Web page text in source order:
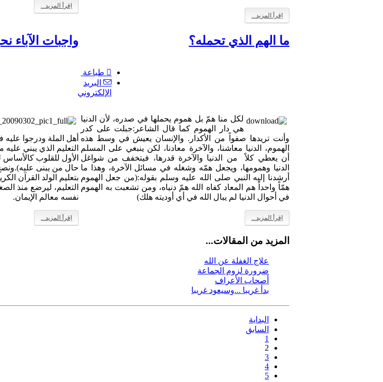
اِقرأ المزيد...
اِقرأ المزيد...
ما الهم الذي تحمله؟
طباعة
البريد
الإلكتروني
لكل منا همّ بل هموم يحملها في صدره، لأن الدنيا
هي دار الهموم كما قال الشاعر:جبلت على كدر
وأنت تريدها صفواً من الأكدار. والإنسان يعيش في وسط هذه
الهموم، الدنيا معاشنا، والآخرة معادنا، لكن ينبغي على المسلم
أن يعطي كلاً من الدنيا والآخرة قدرها، فيتخفف من شواغل
الدنيا وهمومها، ويجعل همّه وشغله في مسائل الآخرة، وهذا ما
أرشدنا إليه النبي صلى الله عليه وسلم بقوله:(من جعل الهموم
همّاً واحداً هم المعاد كفاه الله همّ دنياه، ومن تشعبت به الهموم
في أحوال الدنيا لم يبال الله في أي أوديته هلك)
اِقرأ المزيد...
واجبات الآباء
أهل الملة ودرجوا
التعليم الذي يبني
الأول للقلوب
حال من يبنى
بتعليم الولد القرآن
التعليم، ليرضع منذ
نفسه معالم الإيمان.
اِقرأ المزيد...
المزيد من المقالات...
علاج الغفلة عن الله
ضرورة لزوم الجماعة
أصحاب الأعراف
بدأ غريبا ...وسيعود غريبا
البداية
السابق
1
2
3
4
5